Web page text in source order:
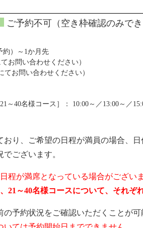
ご予約不可（空き枠確認のみでき
約）～1か月先
お問い合わせください）
てお問い合わせください）
～40名様コース］： 10:00～／13:00～／
り、ご希望の日程が満員の場合、
ございます。
程が満席となっている場合がござい
21～40名様コースについて、それ
予約状況をご確認いただくことが可